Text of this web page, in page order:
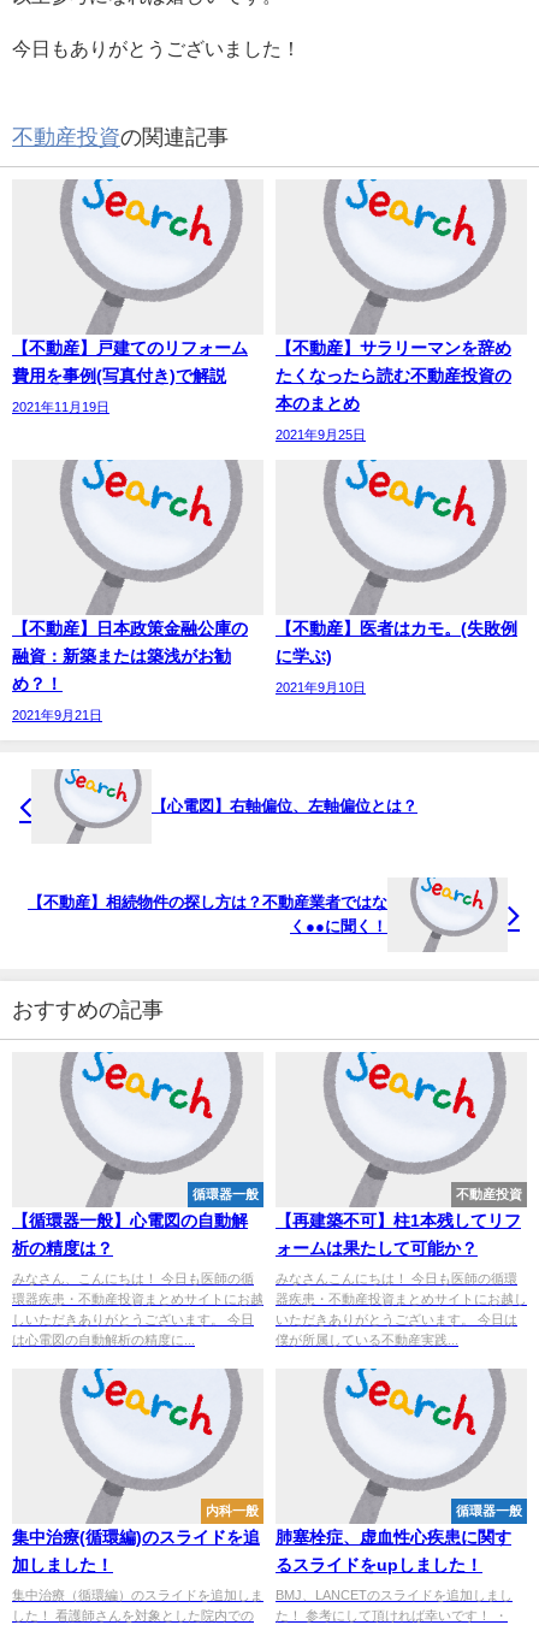
今日もありがとうございました！
不動産投資の関連記事
【不動産】戸建てのリフォーム
費用を事例(写真付き)で解説
2021年11月19日
【不動産】サラリーマンを辞め
たくなったら読む不動産投資の
本のまとめ
2021年9月25日
【不動産】日本政策金融公庫の
融資：新築または築浅がお勧
め？！
2021年9月21日
【不動産】医者はカモ。(失敗例
に学ぶ)
2021年9月10日
【心電図】右軸偏位、左軸偏位とは？
【不動産】相続物件の探し方は？不動産業者ではな
く●●に聞く！
おすすめの記事
循環器一般
【循環器一般】心電図の自動解
析の精度は？
みなさん、こんにちは！ 今日も医師の循
環器疾患・不動産投資まとめサイトにお越
しいただきありがとうございます。 今日
は心電図の自動解析の精度に...
不動産投資
【再建築不可】柱1本残してリフ
ォームは果たして可能か？
みなさんこんにちは！ 今日も医師の循環
器疾患・不動産投資まとめサイトにお越し
いただきありがとうございます。 今日は
僕が所属している不動産実践...
内科一般
集中治療(循環編)のスライドを追
加しました！
集中治療（循環編）のスライドを追加しま
した！ 看護師さんを対象とした院内での
循環器一般
肺塞栓症、虚血性心疾患に関す
るスライドをupしました！
BMJ、LANCETのスライドを追加しまし
た！ 参考にして頂ければ幸いです！ ・